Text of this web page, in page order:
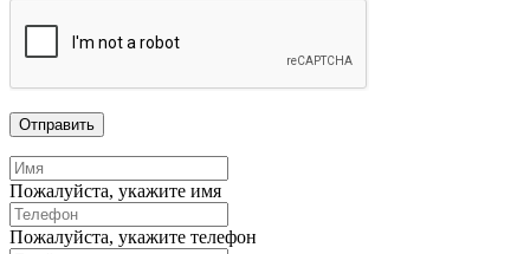
Отправить
Пожалуйста, укажите имя
Пожалуйста, укажите телефон